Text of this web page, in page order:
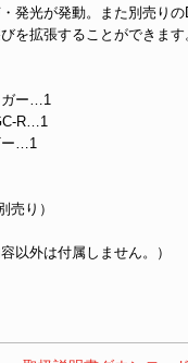
発光が発動。また別売り
を拡張することができます
ガー…1
R…1
ー…1
売り）
以外は付属しません。）